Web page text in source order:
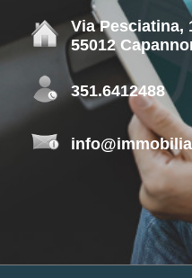
Via Pesciatina,
55012
351.6412488